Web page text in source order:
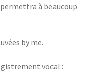
permettra à beaucoup
by me.
vocal :